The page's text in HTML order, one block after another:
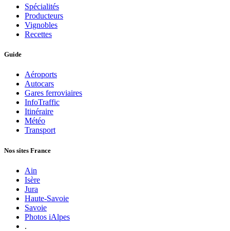
Spécialités
Producteurs
Vignobles
Recettes
Guide
Aéroports
Autocars
Gares ferroviaires
InfoTraffic
Itinéraire
Météo
Transport
Nos sites France
Ain
Isère
Jura
Haute-Savoie
Savoie
Photos iAlpes
.